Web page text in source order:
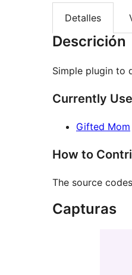
Detalles
Descrición
Simple plugin to
Currently
Gifted Mom
How to
The source
Capturas